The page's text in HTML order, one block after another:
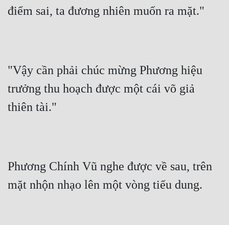
điểm sai, ta đương nhiên muốn ra mặt."
"Vậy cần phải chúc mừng Phương hiệu
trưởng thu hoạch được một cái võ giả
thiên tài."
Phương Chính Vũ nghe được về sau, trên
mặt nhộn nhạo lên một vòng tiếu dung.